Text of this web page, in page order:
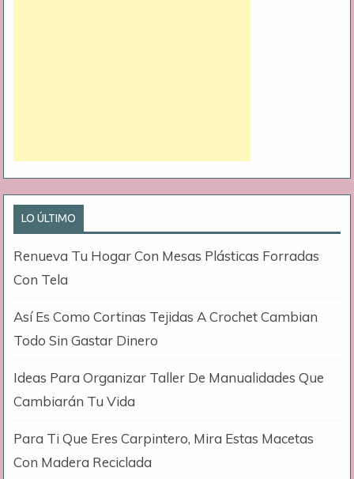
LO ÚLTIMO
Renueva Tu Hogar Con Mesas Plásticas Forradas
Con Tela
Así Es Como Cortinas Tejidas A Crochet Cambian
Todo Sin Gastar Dinero
Ideas Para Organizar Taller De Manualidades Que
Cambiarán Tu Vida
Para Ti Que Eres Carpintero, Mira Estas Macetas
Con Madera Reciclada